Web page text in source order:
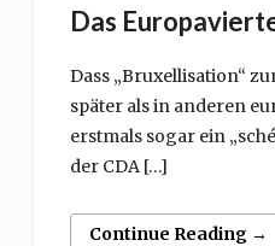
Das
Dass „Bruxellisation“
später als in anderen
erstmals sogar ein
der CDA […]
Continue Reading →